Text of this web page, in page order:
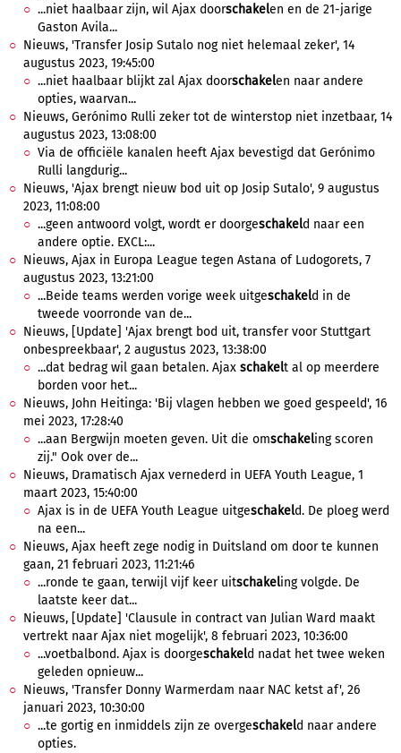
...niet haalbaar zijn, wil Ajax doorschakelen en de 21-jarige
Gaston Avila...
Nieuws, 'Transfer Josip Sutalo nog niet helemaal zeker', 14
augustus 2023, 19:45:00
...niet haalbaar blijkt zal Ajax doorschakelen naar andere
opties, waarvan...
Nieuws, Gerónimo Rulli zeker tot de winterstop niet inzetbaar, 14
augustus 2023, 13:08:00
Via de officiële kanalen heeft Ajax bevestigd dat Gerónimo
Rulli langdurig...
Nieuws, 'Ajax brengt nieuw bod uit op Josip Sutalo', 9 augustus
2023, 11:08:00
...geen antwoord volgt, wordt er doorgeschakeld naar een
andere optie. EXCL:...
Nieuws, Ajax in Europa League tegen Astana of Ludogorets, 7
augustus 2023, 13:21:00
...Beide teams werden vorige week uitgeschakeld in de
tweede voorronde van de...
Nieuws, [Update] 'Ajax brengt bod uit, transfer voor Stuttgart
onbespreekbaar', 2 augustus 2023, 13:38:00
...dat bedrag wil gaan betalen. Ajax schakelt al op meerdere
borden voor het...
Nieuws, John Heitinga: 'Bij vlagen hebben we goed gespeeld', 16
mei 2023, 17:28:40
...aan Bergwijn moeten geven. Uit die omschakeling scoren
zij." Ook over de...
Nieuws, Dramatisch Ajax vernederd in UEFA Youth League, 1
maart 2023, 15:40:00
Ajax is in de UEFA Youth League uitgeschakeld. De ploeg werd
na een...
Nieuws, Ajax heeft zege nodig in Duitsland om door te kunnen
gaan, 21 februari 2023, 11:21:46
...ronde te gaan, terwijl vijf keer uitschakeling volgde. De
laatste keer dat...
Nieuws, [Update] 'Clausule in contract van Julian Ward maakt
vertrekt naar Ajax niet mogelijk', 8 februari 2023, 10:36:00
...voetbalbond. Ajax is doorgeschakeld nadat het twee weken
geleden opnieuw...
Nieuws, 'Transfer Donny Warmerdam naar NAC ketst af', 26
januari 2023, 10:30:00
...te gortig en inmiddels zijn ze overgeschakeld naar andere
opties.